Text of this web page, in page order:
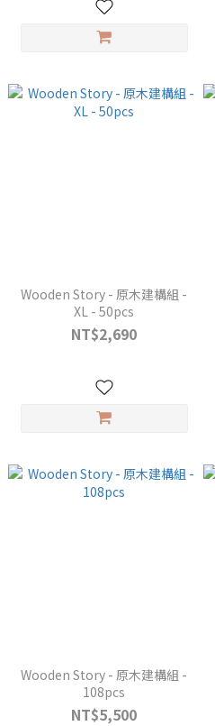
Wooden Story - 原木建構組 -
XL - 50pcs
NT$2,690
Wooden Story - 原木建構組 -
108pcs
NT$5,500